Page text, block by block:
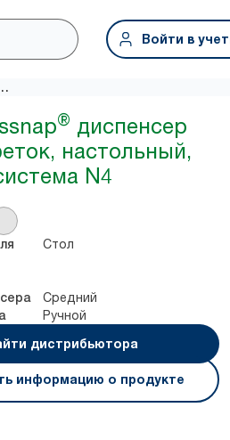
Войти в
настольный, черный, система N4
® диспенсер
настольный,
N4
Стол
Средний
Ручной
дистрибьютора
информацию о продукте